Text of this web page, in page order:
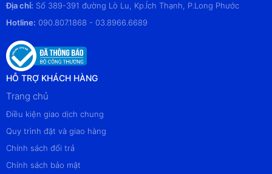
Địa chỉ: Số 389-391 đường Lò Lu, Kp.Ích Thạnh, P.Long Phước
Hotline: 090.807.1868 - 03.8966.6689
HỖ TRỢ KHÁCH HÀNG
Trang chủ
Điều kiện giao dịch chung
Quy trình đặt và giao hàng
Chính sách đổi trả
Chính sách bảo mật